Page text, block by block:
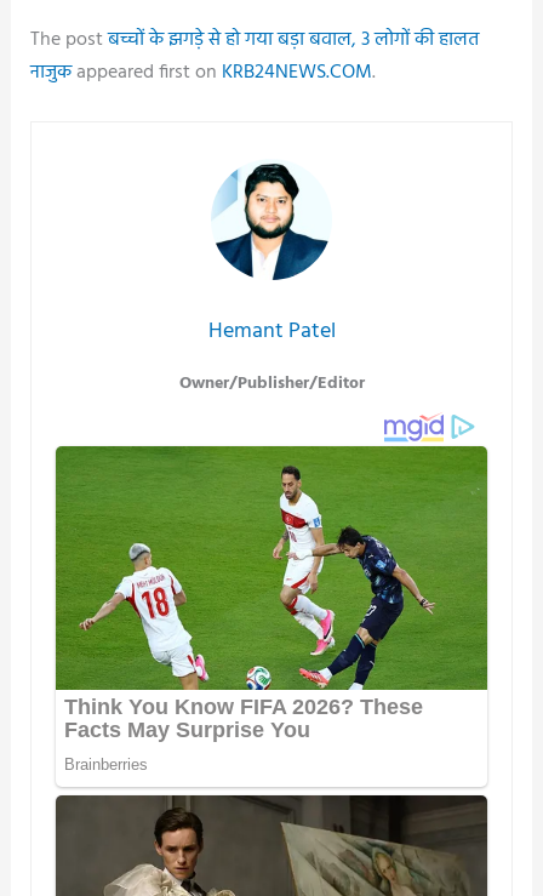
The postबच्चों के झगड़े से हो गया बड़ा बवाल, 3 लोगों की हालत
नाजुकappeared first on KRB24NEWS.COM.
Hemant Patel
Owner/Publisher/Editor